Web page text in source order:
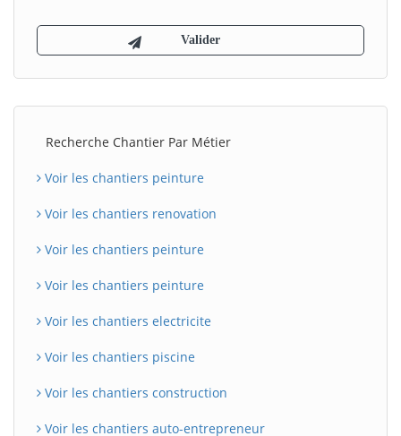
Recherche Chantier Par Métier
Voir les chantiers peinture
Voir les chantiers renovation
Voir les chantiers peinture
Voir les chantiers peinture
Voir les chantiers electricite
Voir les chantiers piscine
Voir les chantiers construction
Voir les chantiers auto-entrepreneur